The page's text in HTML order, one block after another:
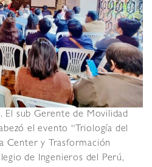
El sub Gerente de Movilidad
el evento “Triología del
Center y Trasformación
de Ingenieros del Perú,